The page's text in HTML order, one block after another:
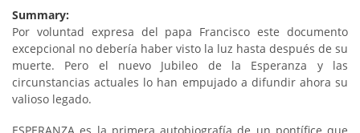
Summary:
Por voluntad expresa del papa Francisco este documento
excepcional no debería haber visto la luz hasta después de su
muerte. Pero el nuevo Jubileo de la Esperanza y las
circunstancias actuales lo han empujado a difundir ahora su
valioso legado.